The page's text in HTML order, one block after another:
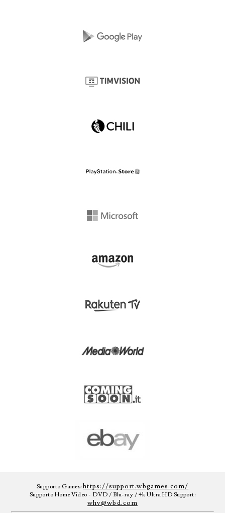
Supporto Games:https://support.wbgames.com/
Supporto Home Video - DVD / Blu-ray / 4k Ultra HD Support:
whv@wbd.com